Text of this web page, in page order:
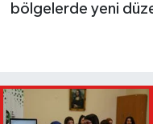
bölgelerde yeni